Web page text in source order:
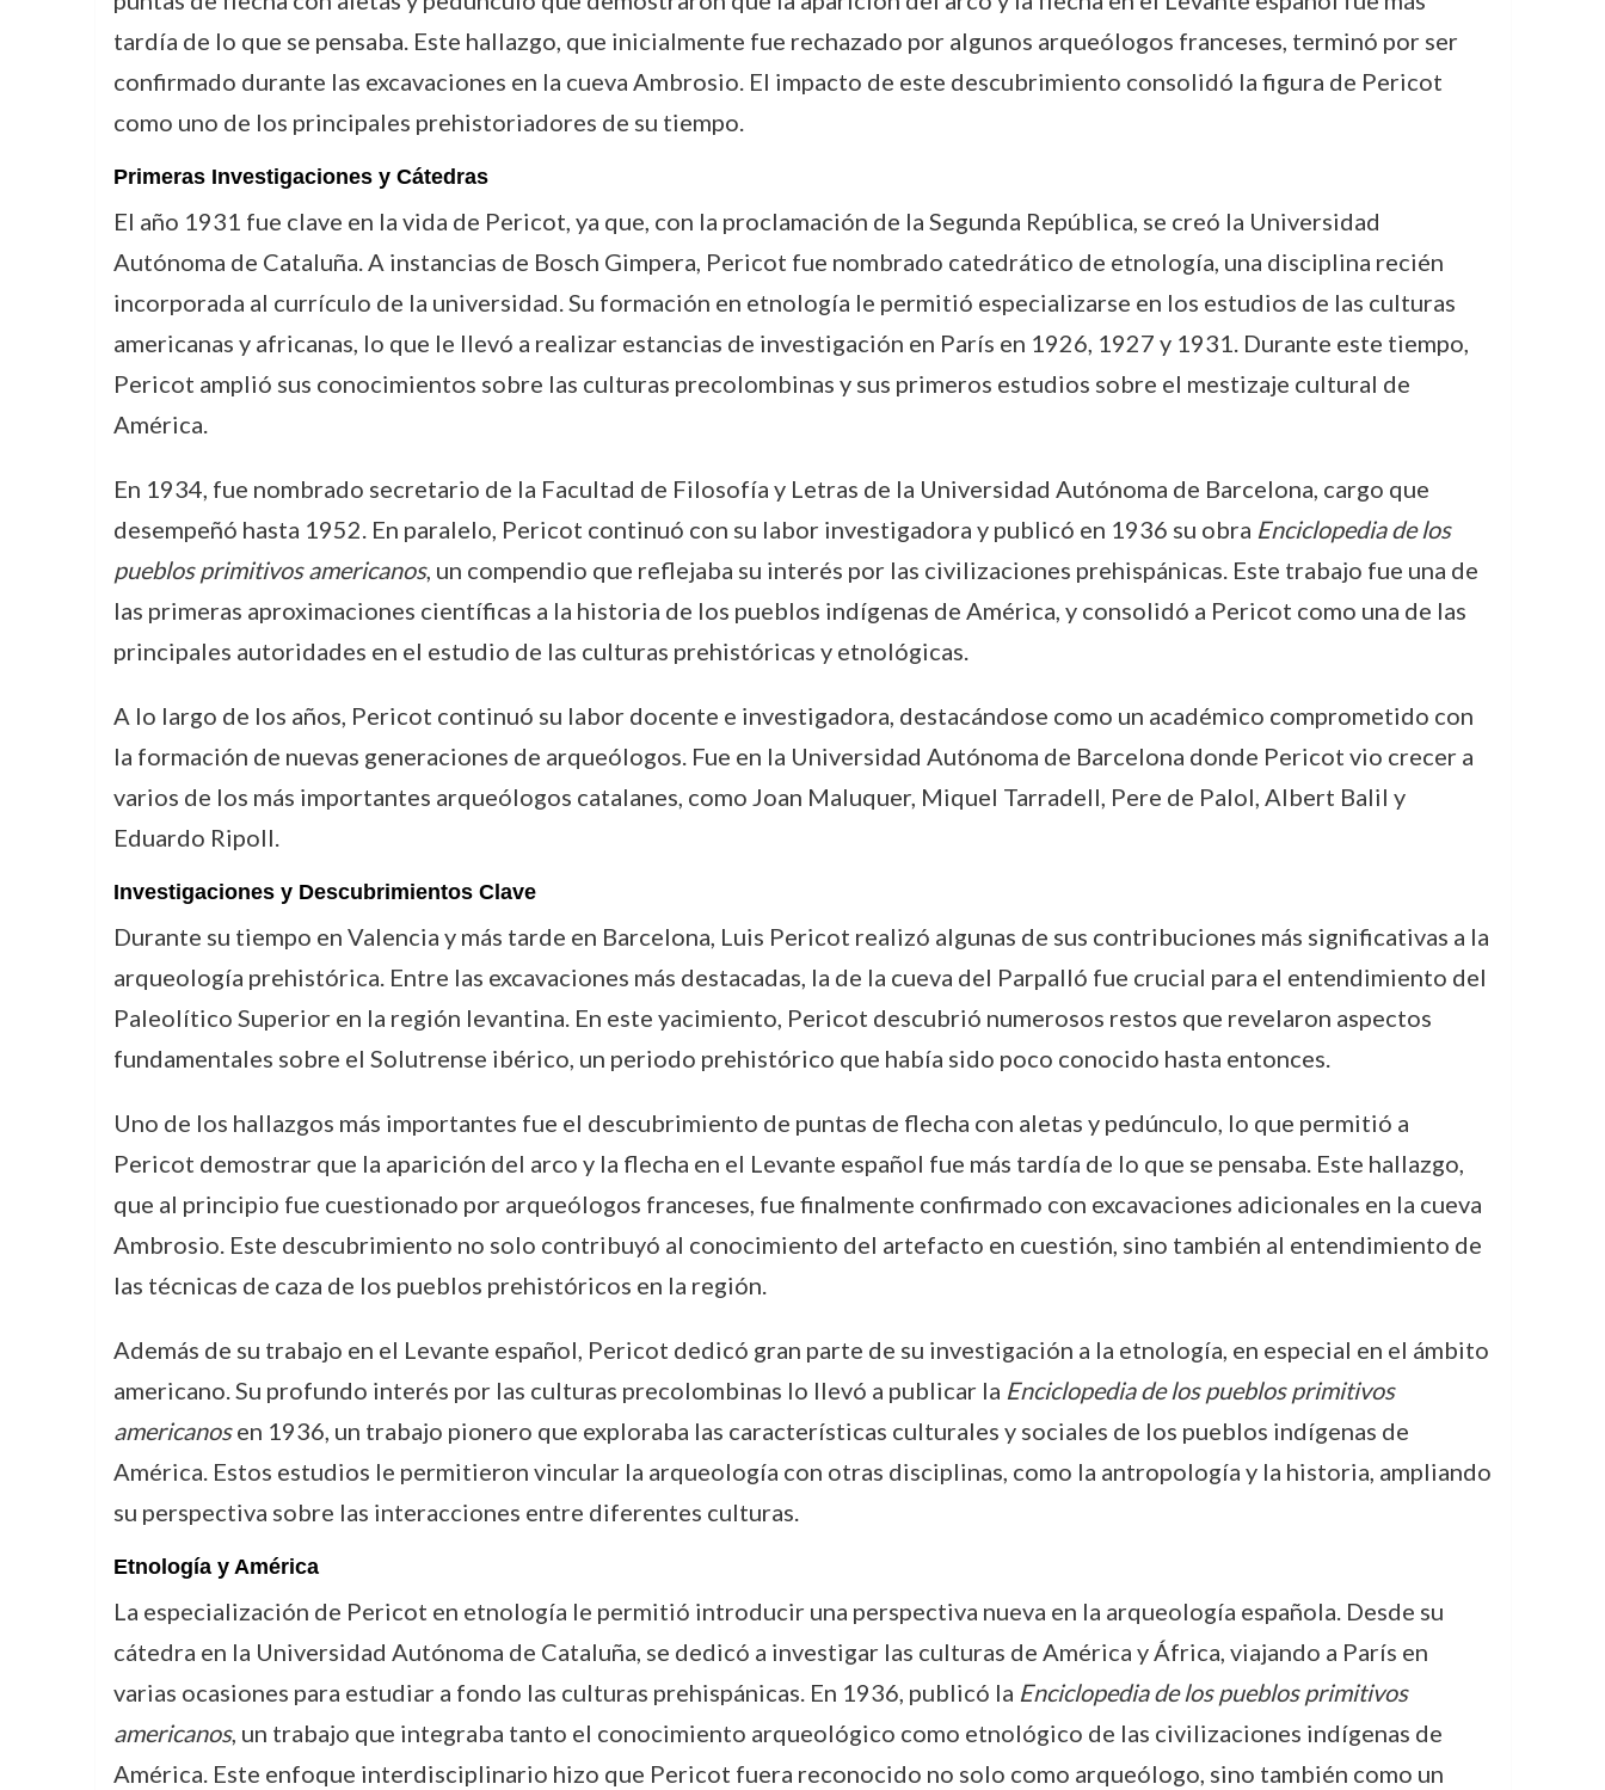
tardía de lo que se pensaba. Este hallazgo, que inicialmente fue rechazado por algunos arqueólogos franceses, terminó por ser
confirmado durante las excavaciones en la cueva Ambrosio. El impacto de este descubrimiento consolidó la figura de Pericot
como uno de los principales prehistoriadores de su tiempo.
Primeras Investigaciones y Cátedras
El año 1931 fue clave en la vida de Pericot, ya que, con la proclamación de la Segunda República, se creó la Universidad
Autónoma de Cataluña. A instancias de Bosch Gimpera, Pericot fue nombrado catedrático de etnología, una disciplina recién
incorporada al currículo de la universidad. Su formación en etnología le permitió especializarse en los estudios de las culturas
americanas y africanas, lo que le llevó a realizar estancias de investigación en París en 1926, 1927 y 1931. Durante este tiempo,
Pericot amplió sus conocimientos sobre las culturas precolombinas y sus primeros estudios sobre el mestizaje cultural de
América.
En 1934, fue nombrado secretario de la Facultad de Filosofía y Letras de la Universidad Autónoma de Barcelona, cargo que
desempeñó hasta 1952. En paralelo, Pericot continuó con su labor investigadora y publicó en 1936 su obra Enciclopedia de los
pueblos primitivos americanos, un compendio que reflejaba su interés por las civilizaciones prehispánicas. Este trabajo fue una de
las primeras aproximaciones científicas a la historia de los pueblos indígenas de América, y consolidó a Pericot como una de las
principales autoridades en el estudio de las culturas prehistóricas y etnológicas.
A lo largo de los años, Pericot continuó su labor docente e investigadora, destacándose como un académico comprometido con
la formación de nuevas generaciones de arqueólogos. Fue en la Universidad Autónoma de Barcelona donde Pericot vio crecer a
varios de los más importantes arqueólogos catalanes, como Joan Maluquer, Miquel Tarradell, Pere de Palol, Albert Balil y
Eduardo Ripoll.
Investigaciones y Descubrimientos Clave
Durante su tiempo en Valencia y más tarde en Barcelona, Luis Pericot realizó algunas de sus contribuciones más significativas a la
arqueología prehistórica. Entre las excavaciones más destacadas, la de la cueva del Parpalló fue crucial para el entendimiento del
Paleolítico Superior en la región levantina. En este yacimiento, Pericot descubrió numerosos restos que revelaron aspectos
fundamentales sobre el Solutrense ibérico, un periodo prehistórico que había sido poco conocido hasta entonces.
Uno de los hallazgos más importantes fue el descubrimiento de puntas de flecha con aletas y pedúnculo, lo que permitió a
Pericot demostrar que la aparición del arco y la flecha en el Levante español fue más tardía de lo que se pensaba. Este hallazgo,
que al principio fue cuestionado por arqueólogos franceses, fue finalmente confirmado con excavaciones adicionales en la cueva
Ambrosio. Este descubrimiento no solo contribuyó al conocimiento del artefacto en cuestión, sino también al entendimiento de
las técnicas de caza de los pueblos prehistóricos en la región.
Además de su trabajo en el Levante español, Pericot dedicó gran parte de su investigación a la etnología, en especial en el ámbito
americano. Su profundo interés por las culturas precolombinas lo llevó a publicar la Enciclopedia de los pueblos primitivos
americanosen 1936, un trabajo pionero que exploraba las características culturales y sociales de los pueblos indígenas de
América. Estos estudios le permitieron vincular la arqueología con otras disciplinas, como la antropología y la historia, ampliando
su perspectiva sobre las interacciones entre diferentes culturas.
Etnología y América
La especialización de Pericot en etnología le permitió introducir una perspectiva nueva en la arqueología española. Desde su
cátedra en la Universidad Autónoma de Cataluña, se dedicó a investigar las culturas de América y África, viajando a París en
varias ocasiones para estudiar a fondo las culturas prehispánicas. En 1936, publicó la Enciclopedia de los pueblos primitivos
americanos, un trabajo que integraba tanto el conocimiento arqueológico como etnológico de las civilizaciones indígenas de
América. Este enfoque interdisciplinario hizo que Pericot fuera reconocido no solo como arqueólogo, sino también como un